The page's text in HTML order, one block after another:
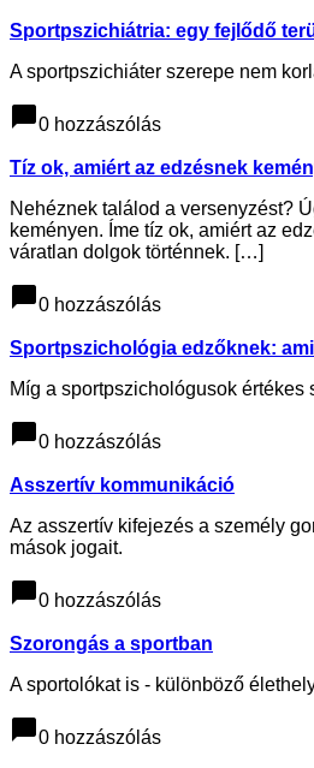
Sportpszichiátria: egy fejlődő
A sportpszichiáter szerepe nem
chat_bubble0 hozzászólás
Tíz ok, amiért az edzésnek
Nehéznek találod a versenyzést?
keményen. Íme tíz ok, amiért az
váratlan dolgok történnek. […]
chat_bubble0 hozzászólás
Sportpszichológia edzőknek:
Míg a sportpszichológusok
chat_bubble0 hozzászólás
Asszertív kommunikáció
Az asszertív kifejezés a személy
mások jogait.
chat_bubble0 hozzászólás
Szorongás a sportban
A sportolókat is - különböző
chat_bubble0 hozzászólás